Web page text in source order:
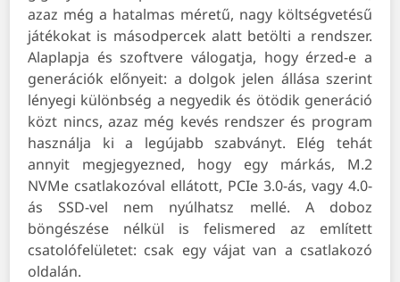
azaz még a hatalmas méretű, nagy költségvetésű
játékokat is másodpercek alatt betölti a rendszer.
Alaplapja és szoftvere válogatja, hogy érzed-e a
generációk előnyeit: a dolgok jelen állása szerint
lényegi különbség a negyedik és ötödik generáció
közt nincs, azaz még kevés rendszer és program
használja ki a legújabb szabványt. Elég tehát
annyit megjegyezned, hogy egy márkás, M.2
NVMe csatlakozóval ellátott, PCIe 3.0-ás, vagy 4.0-
ás SSD-vel nem nyúlhatsz mellé. A doboz
böngészése nélkül is felismered az említett
csatolófelületet: csak egy vájat van a csatlakozó
oldalán.